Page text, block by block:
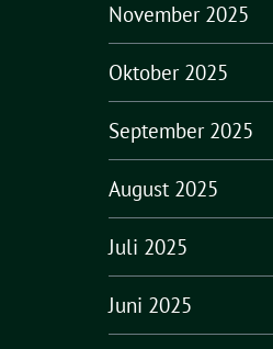
November 2025
Oktober 2025
September 2025
August 2025
Juli 2025
Juni 2025